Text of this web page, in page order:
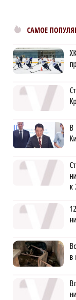
САМОЕ
В
к
в